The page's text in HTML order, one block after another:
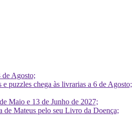
Agosto;
puzzles chega às livrarias a 6 de Agosto;
Maio e 13 de Junho de 2027;
Mateus pelo seu Livro da Doença;